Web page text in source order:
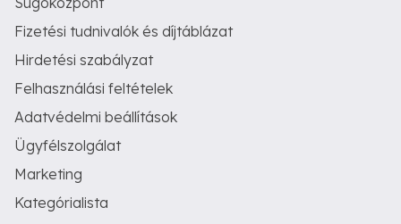
Fizetési tudnivalók és díjtáblázat
Hirdetési szabályzat
Felhasználási feltételek
Adatvédelmi beállítások
Ügyfélszolgálat
Marketing
Kategórialista